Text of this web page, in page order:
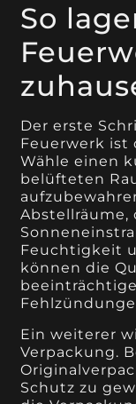
So
Der erste
Feuerwerk ist
Wähle einen
belüfteten
Feuchtigkeit
können die
Ein weiterer
Verpackung.
Schutz zu